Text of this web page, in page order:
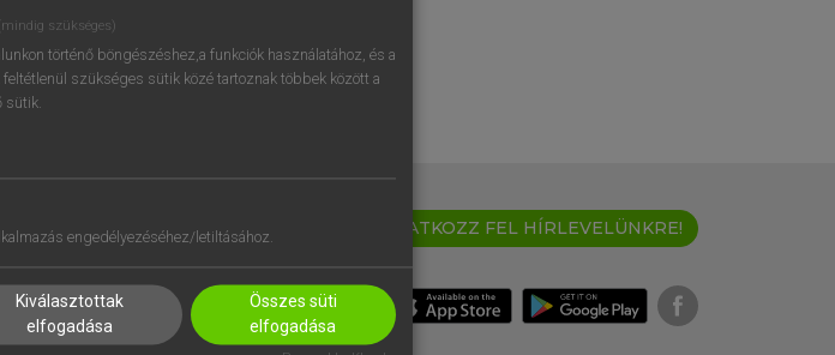
IRATKOZZ FEL HÍRLEVELÜNKRE!
szükséges)
történő böngészéshez,a funkciók használatához, és a
szükséges sütik közé tartoznak többek között a
sütik.
engedélyezéséhez/letiltásához.
Kiválasztottak
elfogadása
Összes süti
elfogadása